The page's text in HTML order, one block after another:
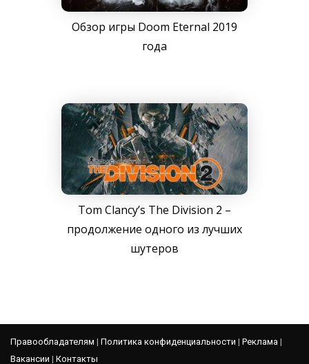
Обзор игры Doom Eternal 2019
года
Tom Clancy’s The Division 2 –
продолжение одного из лучших
шутеров
Правообладателям | Политика конфиденциальности | Реклама |
Вакансии | Контакты